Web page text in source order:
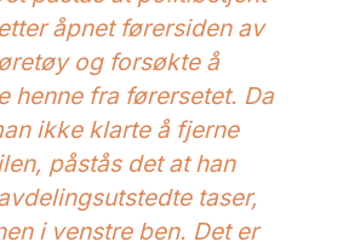
åpnet førersiden av
og forsøkte å
henne fra førersetet. Da
ikke klarte å fjerne
påstås det at han
taser,
i venstre ben. Det er